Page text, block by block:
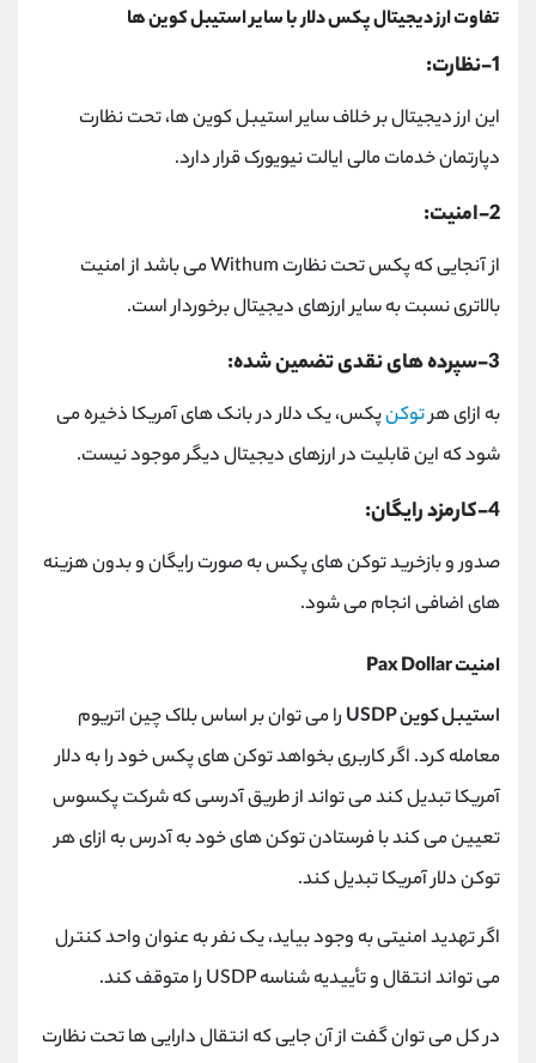
تفاوت ارز دیجیتال پکس دلار با سایر استیبل کوین ها
1-نظارت:
این ارز دیجیتال بر خلاف سایر استیبل کوین ها، تحت نظارت
دپارتمان خدمات مالی ایالت نیویورک قرار دارد.
2-امنیت:
از آنجایی که پکس تحت نظارت Withum می باشد از امنیت
بالاتری نسبت به سایر ارزهای دیجیتال برخوردار است.
3-سپرده های نقدی تضمین شده:
به ازای هرتوکنپکس، یک دلار در بانک های آمریکا ذخیره می
شود که این قابلیت در ارزهای دیجیتال دیگر موجود نیست.
4-کارمزد رایگان:
صدور و بازخرید توکن های پکس به صورت رایگان و بدون هزینه
های اضافی انجام می شود.
امنیت Pax Dollar
استیبل کوین USDP
را می توان بر اساس بلاک چین اتریوم
معامله کرد. اگر کاربری بخواهد توکن های پکس خود را به دلار
آمریکا تبدیل کند می تواند از طریق آدرسی که شرکت پکسوس
تعیین می کند با فرستادن توکن های خود به آدرس به ازای هر
توکن دلار آمریکا تبدیل کند.
اگر تهدید امنیتی به وجود بیاید، یک نفر به عنوان واحد کنترل
می تواند انتقال و تأییدیه شناسه USDP را متوقف کند.
در کل می توان گفت از آن جایی که انتقال دارایی ها تحت نظارت